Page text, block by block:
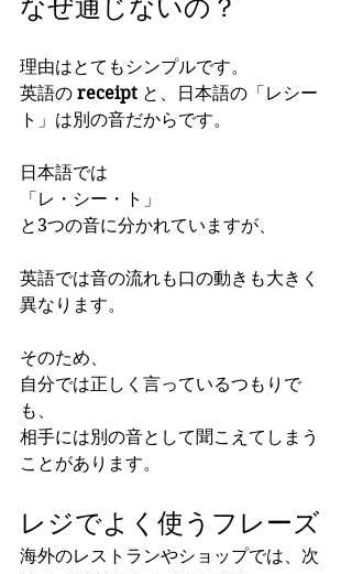
なぜ通じないの？
理由はとてもシンプルです。
英語の receipt と、日本語の「レシー
ト」は別の音だからです。
日本語では
「レ・シー・ト」
と3つの音に分かれていますが、
英語では音の流れも口の動きも大きく
異なります。
そのため、
自分では正しく言っているつもりで
も、
相手には別の音として聞こえてしまう
ことがあります。
レジでよく使うフレーズ
海外のレストランやショップでは、次